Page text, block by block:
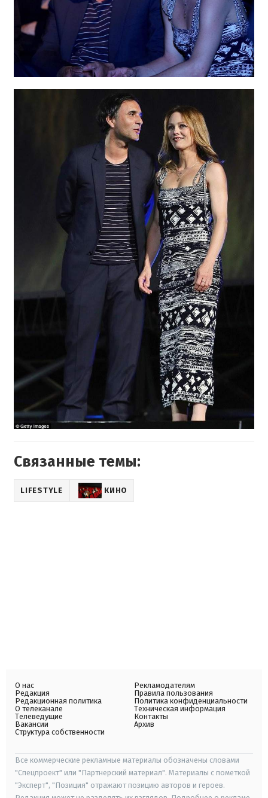
Связанные темы:
LIFESTYLE КИНО
О нас
Редакция
Редакционная политика
О телеканале
Телеведущие
Вакансии
Структура собственности
Рекламодателям
Правила пользования
Политика конфиденциальности
Техническая информация
Контакты
Архив
Все коммерческие рекламные материалы обозначены словами
"Спецпроект" или "Партнерский материал". Материалы с пометкой
"Эксперт", "Позиция" отражают позицию авторов и героев.